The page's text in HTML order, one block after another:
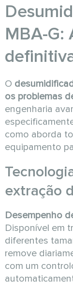
MBA-G:
O
os problemas
engenharia
como aborda
equipamento
extração
Desempenho
Disponível em
diferentes
remove
com um